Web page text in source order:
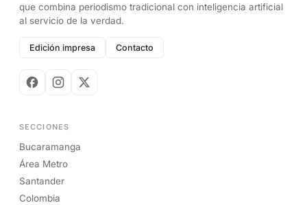
que combina periodismo tradicional con inteligencia artificial
al servicio de la verdad.
Edición impresa Contacto
SECCIONES
Bucaramanga
Área Metro
Santander
Colombia